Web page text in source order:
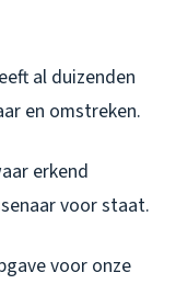
al duizenden
en omstreken.
erkend
voor staat.
voor onze